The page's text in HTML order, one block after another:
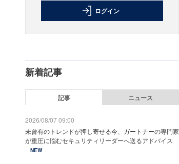
ログイン
新着記事
記事 ニュース
2026/08/07 09:00
未曾有のトレンドが押し寄せる今、ガートナーの専門家
が重圧に悩むセキュリティリーダーへ送るアドバイス
NEW